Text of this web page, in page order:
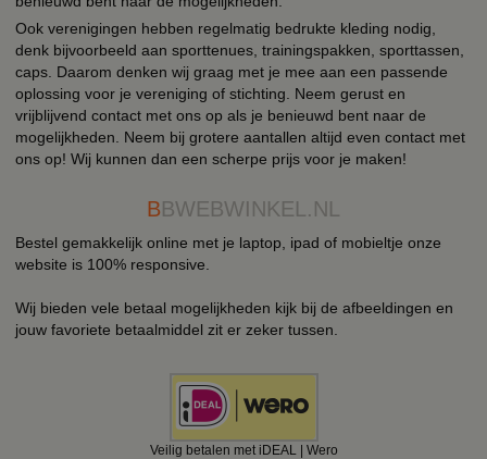
Ook verenigingen hebben regelmatig bedrukte kleding nodig,
denk bijvoorbeeld aan sporttenues, trainingspakken, sporttassen,
caps. Daarom denken wij graag met je mee aan een passende
oplossing voor je vereniging of stichting. Neem gerust en
vrijblijvend contact met ons op als je benieuwd bent naar de
mogelijkheden. Neem bij grotere aantallen altijd even contact met
ons op! Wij kunnen dan een scherpe prijs voor je maken!
BBWEBWINKEL.NL
Bestel gemakkelijk online met je laptop, ipad of mobieltje onze
website is 100% responsive.
Wij bieden vele betaal mogelijkheden kijk bij de afbeeldingen en
jouw favoriete betaalmiddel zit er zeker tussen.
Veilig betalen met iDEAL | Wero